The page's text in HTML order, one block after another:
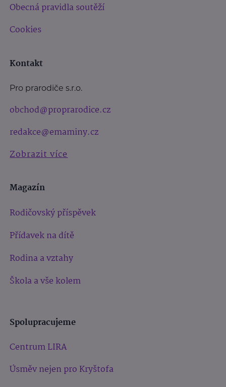
Obecná pravidla soutěží
Cookies
Kontakt
Pro prarodiče s.r.o.
obchod@proprarodice.cz
redakce@emaminy.cz
Zobrazit více
Magazín
Rodičovský příspěvek
Přídavek na dítě
Rodina a vztahy
Škola a vše kolem
Spolupracujeme
Centrum LIRA
Úsměv nejen pro Kryštofa